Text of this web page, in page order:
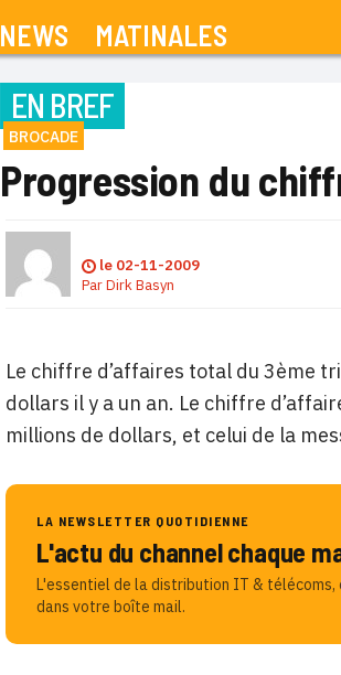
NEWS MATINALES
EN BREF
BROCADE
Progression du
le 02-11-2009
ParDirk Basyn
Le chiffre d’affaires total du 3ème
dollars il y a un an. Le chiffre
millions de dollars, et celui de la
LA NEWSLETTER QUOTIDIENNE
L'actu du channel chaque
L'essentiel de la distribution IT & télécoms,
dans votre boîte mail.